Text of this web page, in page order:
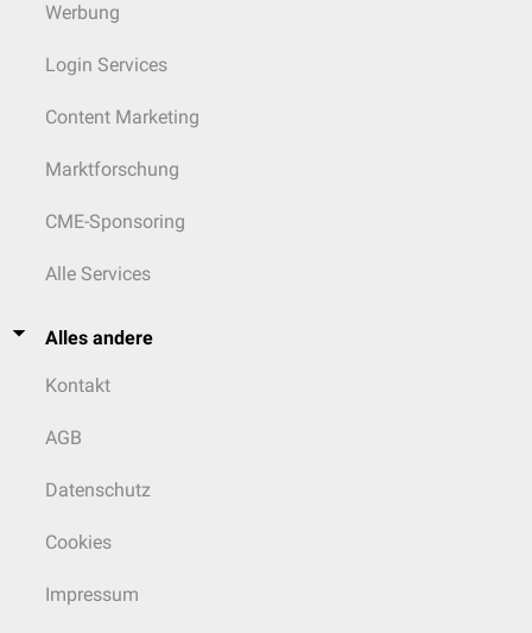
Werbung
Login Services
Content Marketing
Marktforschung
CME-Sponsoring
Alle Services
Alles andere
Kontakt
AGB
Datenschutz
Cookies
Impressum